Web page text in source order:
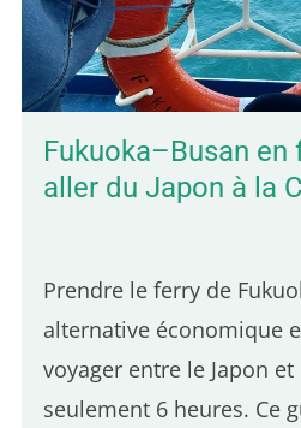
les paysages
des bungalows à petit
terrains…
Fukuoka–Busan en
aller du Japon à la
Prendre le ferry de
alternative économique
voyager entre le Japon
seulement 6 heures. Ce